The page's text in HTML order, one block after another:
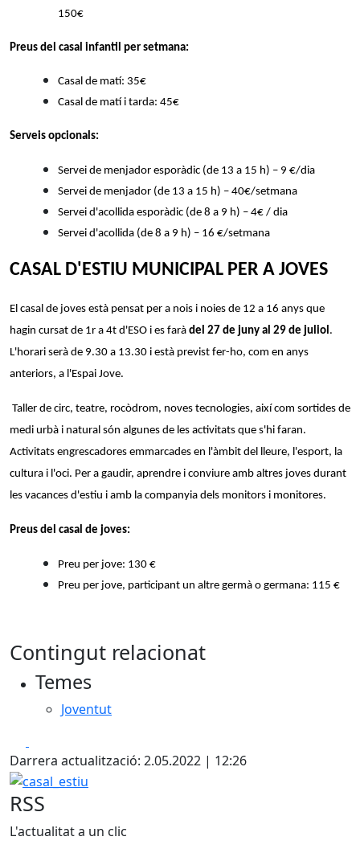
150€
Preus del casal infantil per setmana:
Casal de matí: 35€
Casal de matí i tarda: 45€
Serveis opcionals:
Servei de menjador esporàdic (de 13 a 15 h) – 9 €/dia
Servei de menjador (de 13 a 15 h) – 40€/setmana
Servei d'acollida esporàdic (de 8 a 9 h) – 4€ / dia
Servei d'acollida (de 8 a 9 h) – 16 €/setmana
CASAL D'ESTIU MUNICIPAL PER A JOVES
El casal de joves està pensat per a nois i noies de 12 a 16 anys que
hagin cursat de 1r a 4t d'ESO i es farà del 27 de juny al 29 de juliol.
L'horari serà de 9.30 a 13.30 i està previst fer-ho, com en anys
anteriors, a l'Espai Jove.
Taller de circ, teatre, rocòdrom, noves tecnologies, així com sortides de
medi urbà i natural són algunes de les activitats que s'hi faran.
Activitats engrescadores emmarcades en l'àmbit del lleure, l'esport, la
cultura i l'oci. Per a gaudir, aprendre i conviure amb altres joves durant
les vacances d'estiu i amb la companyia dels monitors i monitores.
Preus del casal de joves:
Preu per jove: 130 €
Preu per jove, participant un altre germà o germana: 115 €
Contingut relacionat
Temes
Joventut
Darrera actualització: 2.05.2022 | 12:26
casal_estiu
RSS
L'actualitat a un clic